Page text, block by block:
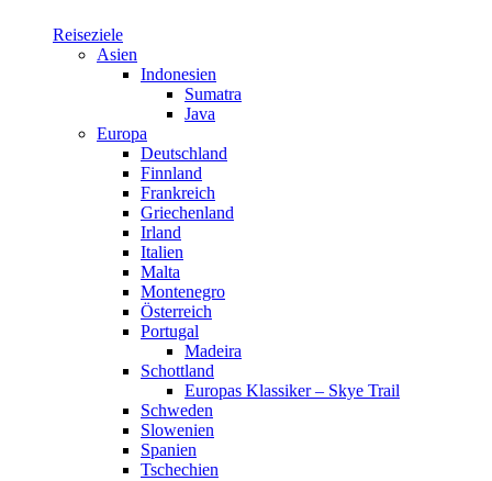
Reiseziele
Asien
Indonesien
Sumatra
Java
Europa
Deutschland
Finnland
Frankreich
Griechenland
Irland
Italien
Malta
Montenegro
Österreich
Portugal
Madeira
Schottland
Europas Klassiker – Skye Trail
Schweden
Slowenien
Spanien
Tschechien